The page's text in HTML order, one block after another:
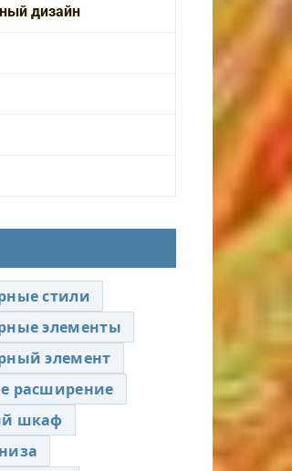
дизайн
стили
элементы
элемент
расширение
шкаф